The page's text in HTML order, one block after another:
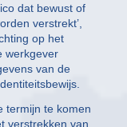
dat bewust of
verstrekt’,
op het
werkgever
van de
termijn te komen
verstrekken van